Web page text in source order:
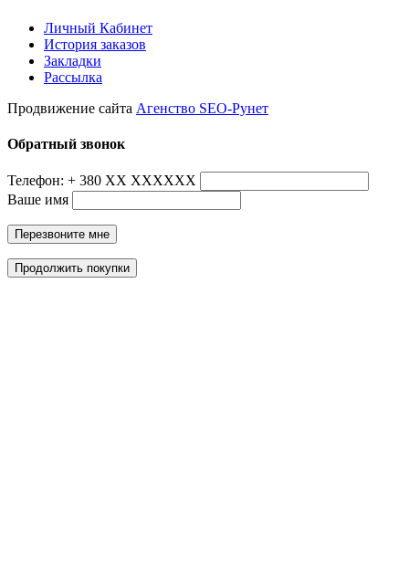
Личный Кабинет
История заказов
Закладки
Рассылка
Продвижение сайта Агенство SEO-Рунет
Обратный звонок
Телефон: + 380 ХХ ХХХХХХ
Ваше имя
Перезвоните мне
Продолжить покупки